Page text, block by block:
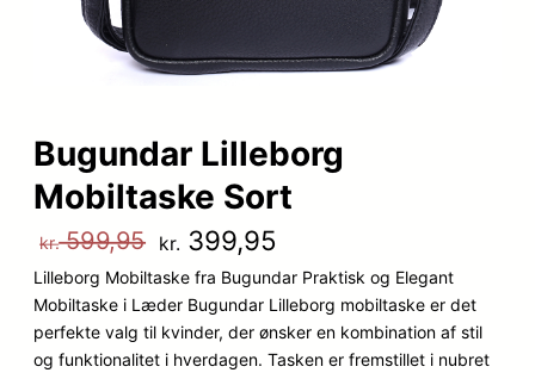
Bugundar Lilleborg
Mobiltaske Sort
kr.599,95 D
e
n
kr. 399,95
e
n
Lilleborg Mobiltaske fra Bugundar Praktisk og Elegant
Mobiltaske i Læder Bugundar Lilleborg mobiltaske er det
perfekte valg til kvinder, der ønsker en kombination af stil
og funktionalitet i hverdagen. Tasken er fremstillet i nubret